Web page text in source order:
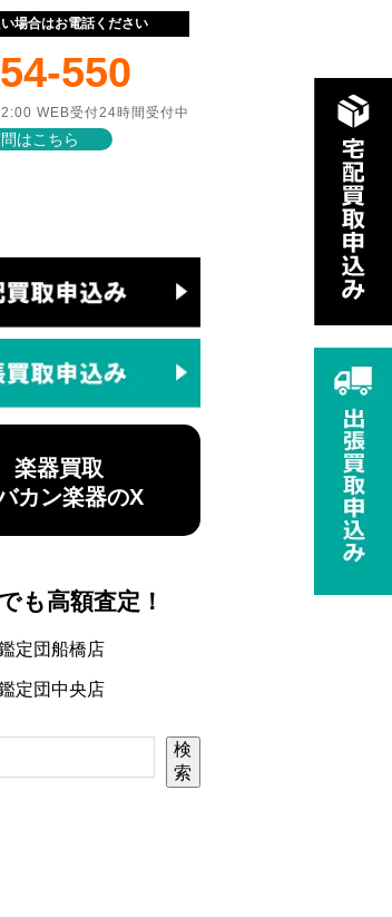
場合はお電話ください
550
WEB受付24時間受付中
はこちら
楽器買取
カン楽器のX
も高額査定！
定団船橋店
定団中央店
検
索